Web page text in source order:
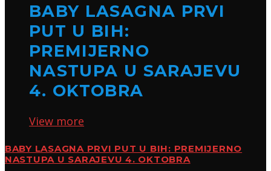
BABY LASAGNA PRVI
PUT U BIH:
PREMIJERNO
NASTUPA U SARAJEVU
4. OKTOBRA
View more
BABY LASAGNA PRVI PUT U BIH: PREMIJERNO
NASTUPA U SARAJEVU 4. OKTOBRA